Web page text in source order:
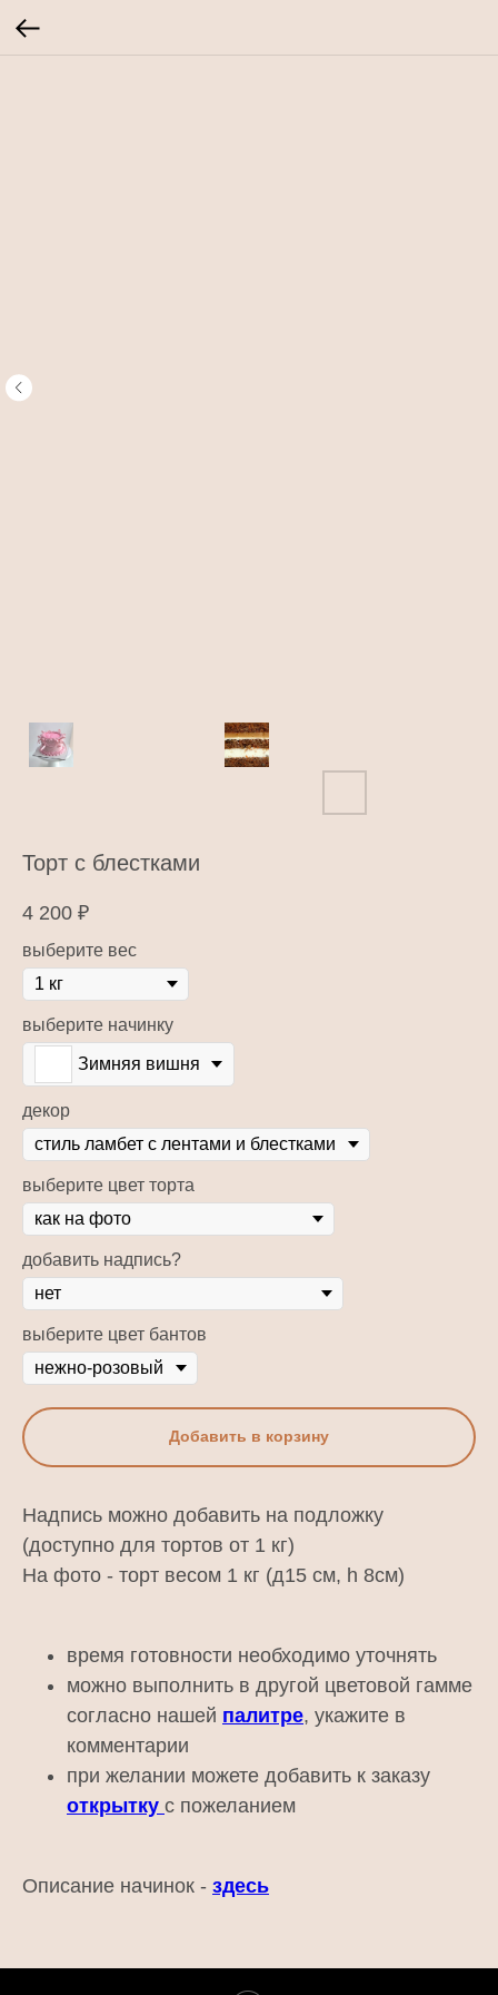
Торт с блестками
4 200 ₽
выберите вес
выберите начинку
Зимняя вишня
декор
выберите цвет торта
добавить надпись?
выберите цвет бантов
Добавить в корзину
Надпись можно добавить на подложку
(доступно для тортов от 1 кг)
На фото - торт весом 1 кг (д15 см, h 8см)
время готовности необходимо уточнять
можно выполнить в другой цветовой гамме
согласно нашей палитре, укажите в
комментарии
при желании можете добавить к заказу
открытку с пожеланием
Описание начинок - здесь